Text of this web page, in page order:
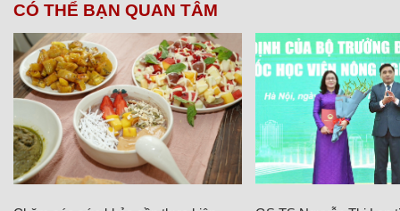
CÓ THỂ BẠN QUAN TÂM